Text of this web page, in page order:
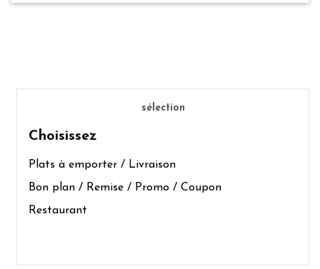
sélection
Choisissez
Plats à emporter / Livraison
Bon plan / Remise / Promo / Coupon
Restaurant